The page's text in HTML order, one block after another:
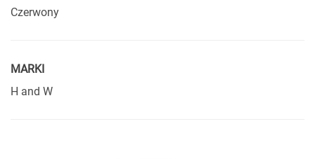
Czerwony
MARKI
H and W